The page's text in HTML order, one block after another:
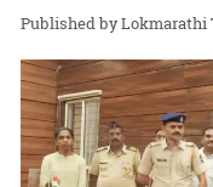
Lokmarathi